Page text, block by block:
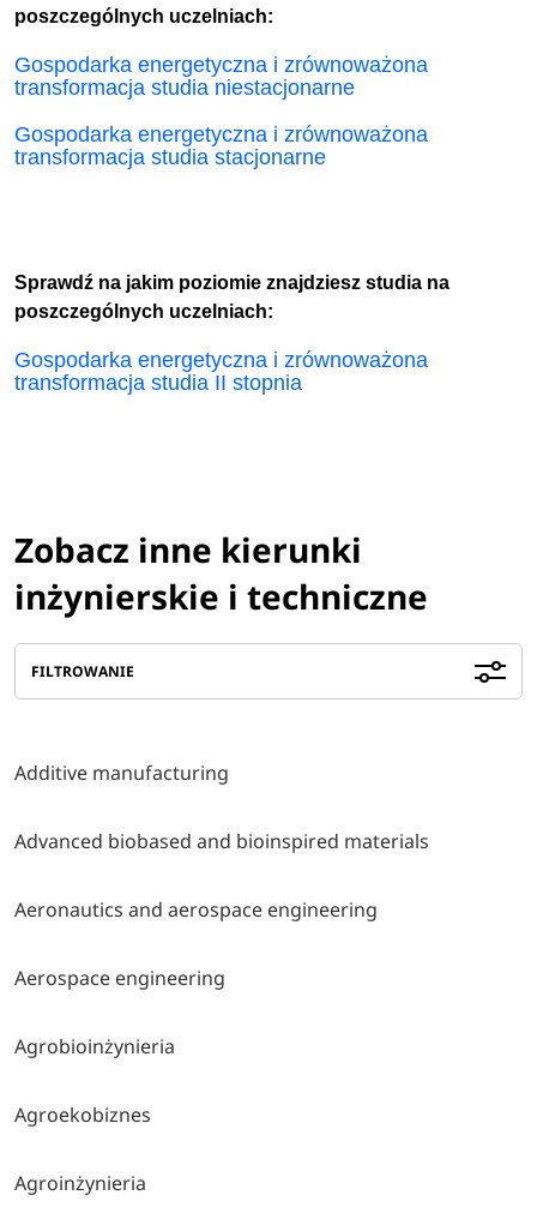
poszczególnych uczelniach:
Gospodarka energetyczna i zrównoważona
transformacja studia niestacjonarne
Gospodarka energetyczna i zrównoważona
transformacja studia stacjonarne
Sprawdź na jakim poziomie znajdziesz studia na
poszczególnych uczelniach:
Gospodarka energetyczna i zrównoważona
transformacja studia II stopnia
Zobacz inne kierunki
inżynierskie i techniczne
FILTROWANIE
Additive manufacturing
Advanced biobased and bioinspired materials
Aeronautics and aerospace engineering
Aerospace engineering
Agrobioinżynieria
Agroekobiznes
Agroinżynieria